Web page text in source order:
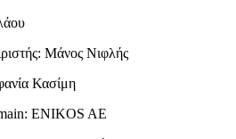
Μάνος Νιφλής
Κασίμη
ENIKOS AE